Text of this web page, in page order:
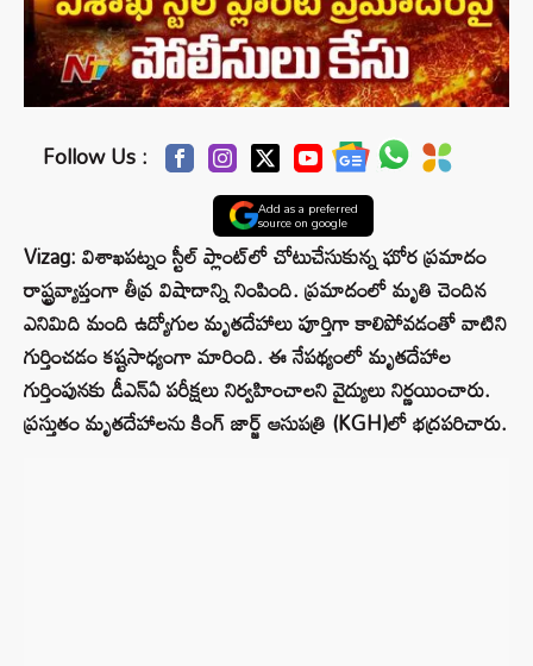
Follow Us :
Add as a preferred
source on google
Vizag: విశాఖపట్నం స్టీల్ ప్లాంట్‌లో చోటుచేసుకున్న ఘోర ప్రమాదం
రాష్ట్రవ్యాప్తంగా తీవ్ర విషాదాన్ని నింపింది. ప్రమాదంలో మృతి చెందిన
ఎనిమిది మంది ఉద్యోగుల మృతదేహాలు పూర్తిగా కాలిపోవడంతో వాటిని
గుర్తించడం కష్టసాధ్యంగా మారింది. ఈ నేపథ్యంలో మృతదేహాల
గుర్తింపునకు డీఎన్‌ఏ పరీక్షలు నిర్వహించాలని వైద్యులు నిర్ణయించారు.
ప్రస్తుతం మృతదేహాలను కింగ్ జార్జ్ ఆసుపత్రి (KGH)లో భద్రపరిచారు.